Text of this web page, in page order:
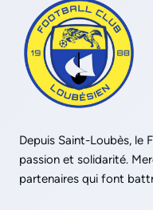
Depuis Saint-Loubès, le
passion et solidarité.
partenaires qui font